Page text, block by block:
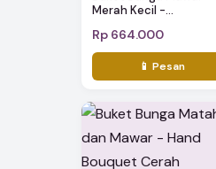
Merah Kecil -...
Rp 664.000
📱 Pesan